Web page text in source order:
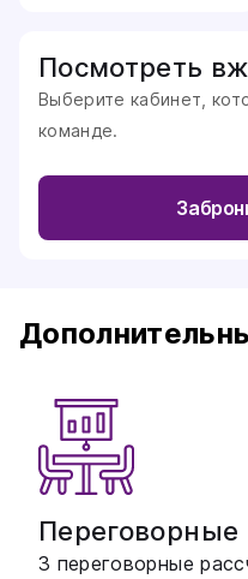
Посмотреть
Выберите кабинет,
команде.
Переговорные
3 переговорные